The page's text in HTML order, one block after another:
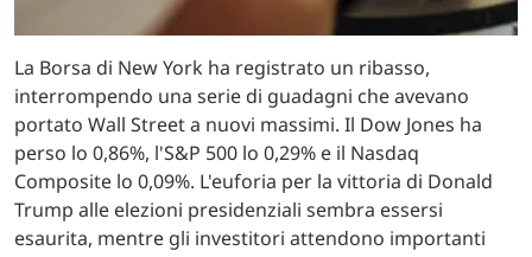
La Borsa di New York ha registrato un ribasso,
interrompendo una serie di guadagni che avevano
portato Wall Street a nuovi massimi. Il Dow Jones ha
perso lo 0,86%, l'S&P 500 lo 0,29% e il Nasdaq
Composite lo 0,09%. L'euforia per la vittoria di Donald
Trump alle elezioni presidenziali sembra essersi
esaurita, mentre gli investitori attendono importanti